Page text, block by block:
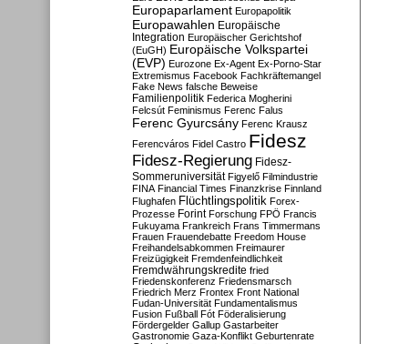
Europaparlament Europapolitik
Europawahlen Europäische
Integration Europäischer Gerichtshof
(EuGH) Europäische Volkspartei
(EVP) Eurozone Ex-Agent Ex-Porno-Star
Extremismus Facebook Fachkräftemangel
Fake News falsche Beweise
Familienpolitik Federica Mogherini
Felcsút Feminismus Ferenc Falus
Ferenc Gyurcsány Ferenc Krausz
Ferencváros Fidel Castro Fidesz
Fidesz-Regierung Fidesz-
Sommeruniversität Figyelő Filmindustrie
FINA Financial Times Finanzkrise Finnland
Flughafen Flüchtlingspolitik Forex-
Prozesse Forint Forschung FPÖ Francis
Fukuyama Frankreich Frans Timmermans
Frauen Frauendebatte Freedom House
Freihandelsabkommen Freimaurer
Freizügigkeit Fremdenfeindlichkeit
Fremdwährungskredite fried
Friedenskonferenz Friedensmarsch
Friedrich Merz Frontex Front National
Fudan-Universität Fundamentalismus
Fusion Fußball Fót Föderalisierung
Fördergelder Gallup Gastarbeiter
Gastronomie Gaza-Konflikt Geburtenrate